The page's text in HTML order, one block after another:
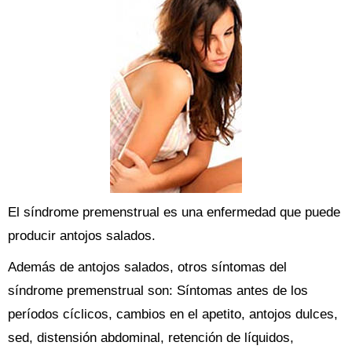
El síndrome premenstrual es una enfermedad que puede
producir antojos salados.
Además de antojos salados, otros síntomas del
síndrome premenstrual son: Síntomas antes de los
períodos cíclicos, cambios en el apetito, antojos dulces,
sed, distensión abdominal, retención de líquidos,